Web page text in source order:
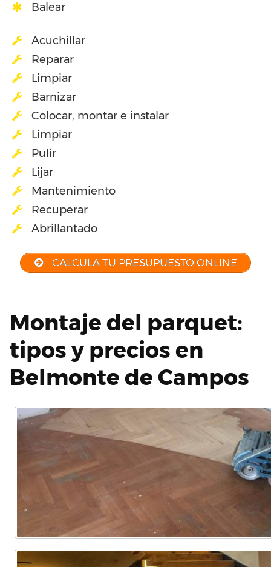
Balear
Acuchillar
Reparar
Limpiar
Barnizar
Colocar, montar e instalar
Limpiar
Pulir
Lijar
Mantenimiento
Recuperar
Abrillantado
CALCULA TU PRESUPUESTO ONLINE
Montaje del parquet:
tipos y precios en
Belmonte de Campos